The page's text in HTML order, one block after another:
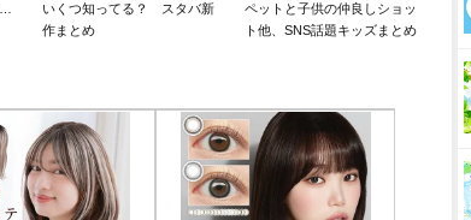
いくつ知ってる？ スタバ新
作まとめ
ペットと子供の仲良しショッ
ト他、SNS話題キッズまとめ